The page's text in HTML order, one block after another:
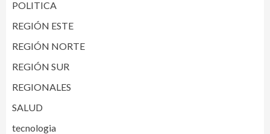
POLITICA
REGIÓN ESTE
REGIÓN NORTE
REGIÓN SUR
REGIONALES
SALUD
tecnologia